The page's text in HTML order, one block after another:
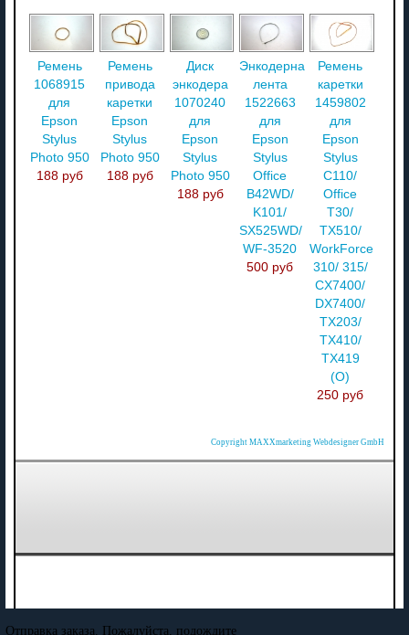
Ремень
1068915
для
Epson
Stylus
Photo 950
188 руб
Ремень
привода
каретки
Epson
Stylus
Photo 950
188 руб
Диск
энкодера
1070240
для
Epson
Stylus
Photo 950
188 руб
Энкодерная
лента
1522663
для
Epson
Stylus
Office
B42WD/
K101/
SX525WD/
WF-3520
500 руб
Ремень
каретки
1459802
для
Epson
Stylus
C110/
Office
T30/
TX510/
WorkForce
310/ 315/
CX7400/
DX7400/
TX203/
TX410/
TX419
(О)
250 руб
Copyright MAXXmarketing Webdesigner GmbH
Отправка заказа. Пожалуйста, подождите